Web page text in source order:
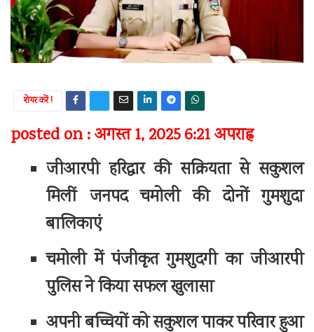
शेयर करें !
posted on : अगस्त 1, 2025 6:21 अपराह्न
जीआरपी हरिद्वार की सक्रियता से सकुशल
मिलीं जनपद चमोली की दोनों गुमशुदा
बालिकाएं
चमोली में पंजीकृत गुमशुदगी का जीआरपी
पुलिस ने किया सफल खुलासा
अपनी बच्चियों को सकुशल पाकर परिवार हुआ